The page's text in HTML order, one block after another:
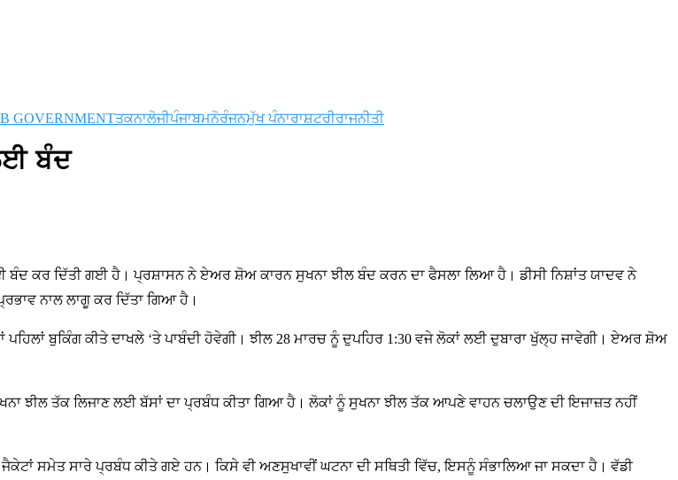
GOVERNMENTਤਕਨਾਲੋਜੀਪੰਜਾਬਮਨੋਰੰਜਨਮੁੱਖ ਪੰਨਾਰਾਸ਼ਟਰੀਰਾਜਨੀਤੀ
ਬੰਦ
ਦਿੱਤੀ ਗਈ ਹੈ। ਪ੍ਰਸ਼ਾਸਨ ਨੇ ਏਅਰ ਸ਼ੋਅ ਕਾਰਨ ਸੁਖਨਾ ਝੀਲ ਬੰਦ ਕਰਨ ਦਾ ਫੈਸਲਾ ਲਿਆ ਹੈ। ਡੀਸੀ ਨਿਸ਼ਾਂਤ ਯਾਦਵ ਨੇ
ਨਾਲ ਲਾਗੂ ਕਰ ਦਿੱਤਾ ਗਿਆ ਹੈ।
ਬੁਕਿੰਗ ਕੀਤੇ ਦਾਖਲੇ ‘ਤੇ ਪਾਬੰਦੀ ਹੋਵੇਗੀ। ਝੀਲ 28 ਮਾਰਚ ਨੂੰ ਦੁਪਹਿਰ 1:30 ਵਜੇ ਲੋਕਾਂ ਲਈ ਦੁਬਾਰਾ ਖੁੱਲ੍ਹ ਜਾਵੇਗੀ। ਏਅਰ ਸ਼ੋਅ
ਝੀਲ ਤੱਕ ਲਿਜਾਣ ਲਈ ਬੱਸਾਂ ਦਾ ਪ੍ਰਬੰਧ ਕੀਤਾ ਗਿਆ ਹੈ। ਲੋਕਾਂ ਨੂੰ ਸੁਖਨਾ ਝੀਲ ਤੱਕ ਆਪਣੇ ਵਾਹਨ ਚਲਾਉਣ ਦੀ ਇਜਾਜ਼ਤ ਨਹੀਂ
ਸਮੇਤ ਸਾਰੇ ਪ੍ਰਬੰਧ ਕੀਤੇ ਗਏ ਹਨ। ਕਿਸੇ ਵੀ ਅਣਸੁਖਾਵੀਂ ਘਟਨਾ ਦੀ ਸਥਿਤੀ ਵਿੱਚ, ਇਸਨੂੰ ਸੰਭਾਲਿਆ ਜਾ ਸਕਦਾ ਹੈ। ਵੱਡੀ